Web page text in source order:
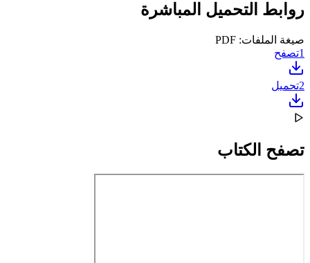
روابط التحميل المباشرة
صيغة الملفات: PDF
1تصفح
2تحميل
تصفح الكتاب